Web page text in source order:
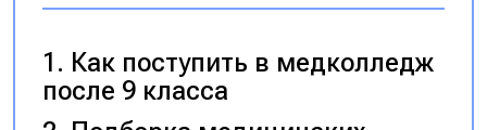
Как поступить в медколледж
после 9 класса